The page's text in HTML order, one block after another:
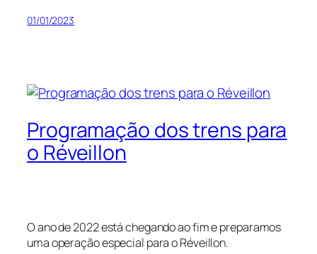
01/01/2023
Programação dos trens para
o Réveillon
O ano de 2022 está chegando ao fim e preparamos
uma operação especial para o Réveillon.